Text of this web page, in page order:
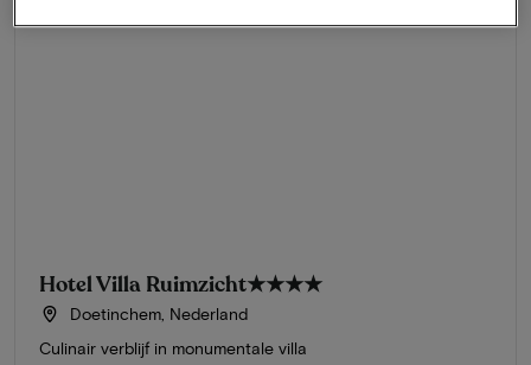
Hotel Villa Ruimzicht★★★★
Doetinchem, Nederland
Culinair verblijf in monumentale villa